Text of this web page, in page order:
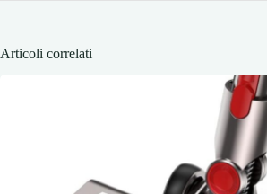
Articoli correlati